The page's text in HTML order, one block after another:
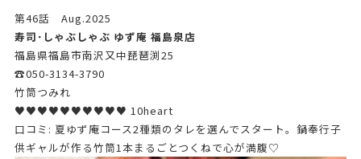
第46話 Aug.2025
寿司･しゃぶしゃぶ ゆず庵 福島泉店
福島県福島市南沢又中琵琶渕25
☎050-3134-3790
竹筒つみれ
♥♥♥♥♥♥♥♥♥♥ 10heart
口コミ: 夏ゆず庵コース2種類のタレを選んでスタート。鍋奉行子
供ギャルが作る竹筒1本まるごとつくねで心が満腹♡